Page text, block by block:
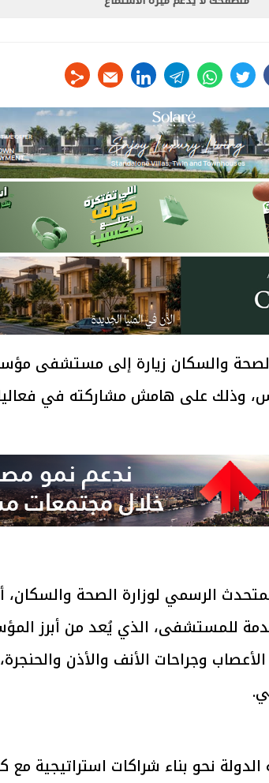
twitter
whats
telegram
linkedin
الصحة والسكان زيارة إلى مستشفى
وذلك على هامش مشاركته في
الرسمي لوزارة الصحة والسكان،
للمستشفى، الذي يُعد من أبرز
وجراحات الأنف والأذن
الدولة نحو بناء شراكات استراتيجية